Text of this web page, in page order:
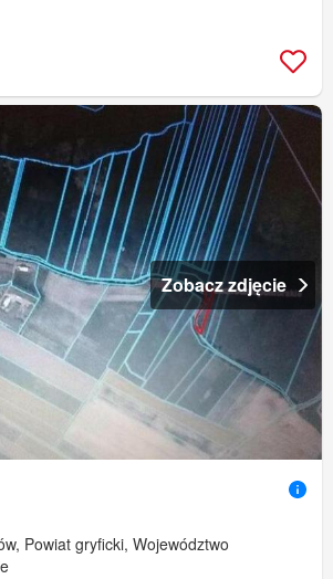
Zobacz zdjęcie
Powiat gryficki, Województwo